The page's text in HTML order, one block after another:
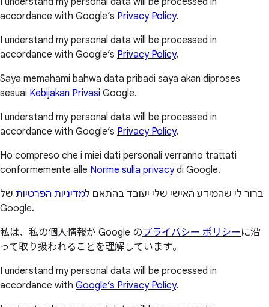
accordance with Google’s Privacy Policy.
I understand my personal data will be processed in
accordance with Google’s Privacy Policy.
Saya memahami bahwa data pribadi saya akan diproses
sesuai Kebijakan Privasi Google.
I understand my personal data will be processed in
accordance with Google’s Privacy Policy.
Ho compreso che i miei dati personali verranno trattati
conformemente alle Norme sulla privacydi Google.
ברור לי שהמידע האישי שלי יעובד בהתאם למדיניות הפרטיות של
Google.
私は、私の個人情報が Google のプライバシー ポリシー に沿
って取り扱われることを理解しています。
I understand my personal data will be processed in
accordance with Google’s Privacy Policy.